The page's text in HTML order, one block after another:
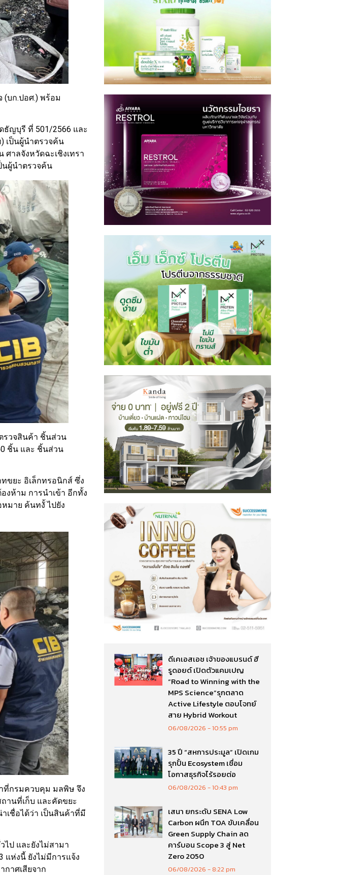
(บก.ปอศ.) พร้อม
ธัญบุรี ที่ 501/2566 และ
เป็นผู้นําตรวจค้น
าลจังหวัดฉะเชิงเทรา
นผู้นําตรวจค้น
รวจสินค้า ชิ้นส่วน
ชิ้น และ ชิ้นส่วน
ขยะ อิเล็กทรอนิกส์ ซึ่ง
งห้าม การนําเข้า อีกทั้ง
มาย ค้นทงั้ ไปยัง
ที่กรมควบคุม มลพิษ จึง
านที่เก็บ และคัดขยะ
เชื่อได้ว่า เป็นสินค้าที่มี
ป และยังไม่สามา
แห่งนี้ ยังไม่มีการแจ้ง
กาศเสียจาก
ดีเคเอสเอช เจ้าของแบรนด์ ฮี
รูดอยด์ เปิดตัวแคมเปญ
“Road to Winning with the
MPS Science”รุกตลาด
Active Lifestyle ตอบโจทย์
สาย Hybrid Workout
06/08/2026 10:55 pm
35 ปี “สหการประมูล” เปิดเกม
รุกปั้น Ecosystem เชื่อม
โอกาสธุรกิจไร้รอยต่อ
06/08/2026 10:43 pm
เสนา ยกระดับ SENA Low
Carbon ผนึก TOA ขับเคลื่อน
Green Supply Chain ลด
คาร์บอน Scope 3 สู่ Net
Zero 2050
06/08/2026 8:22 pm